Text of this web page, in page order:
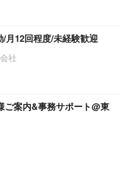
月12回程度/未経験歓迎
社
ご案内&事務サポート@東